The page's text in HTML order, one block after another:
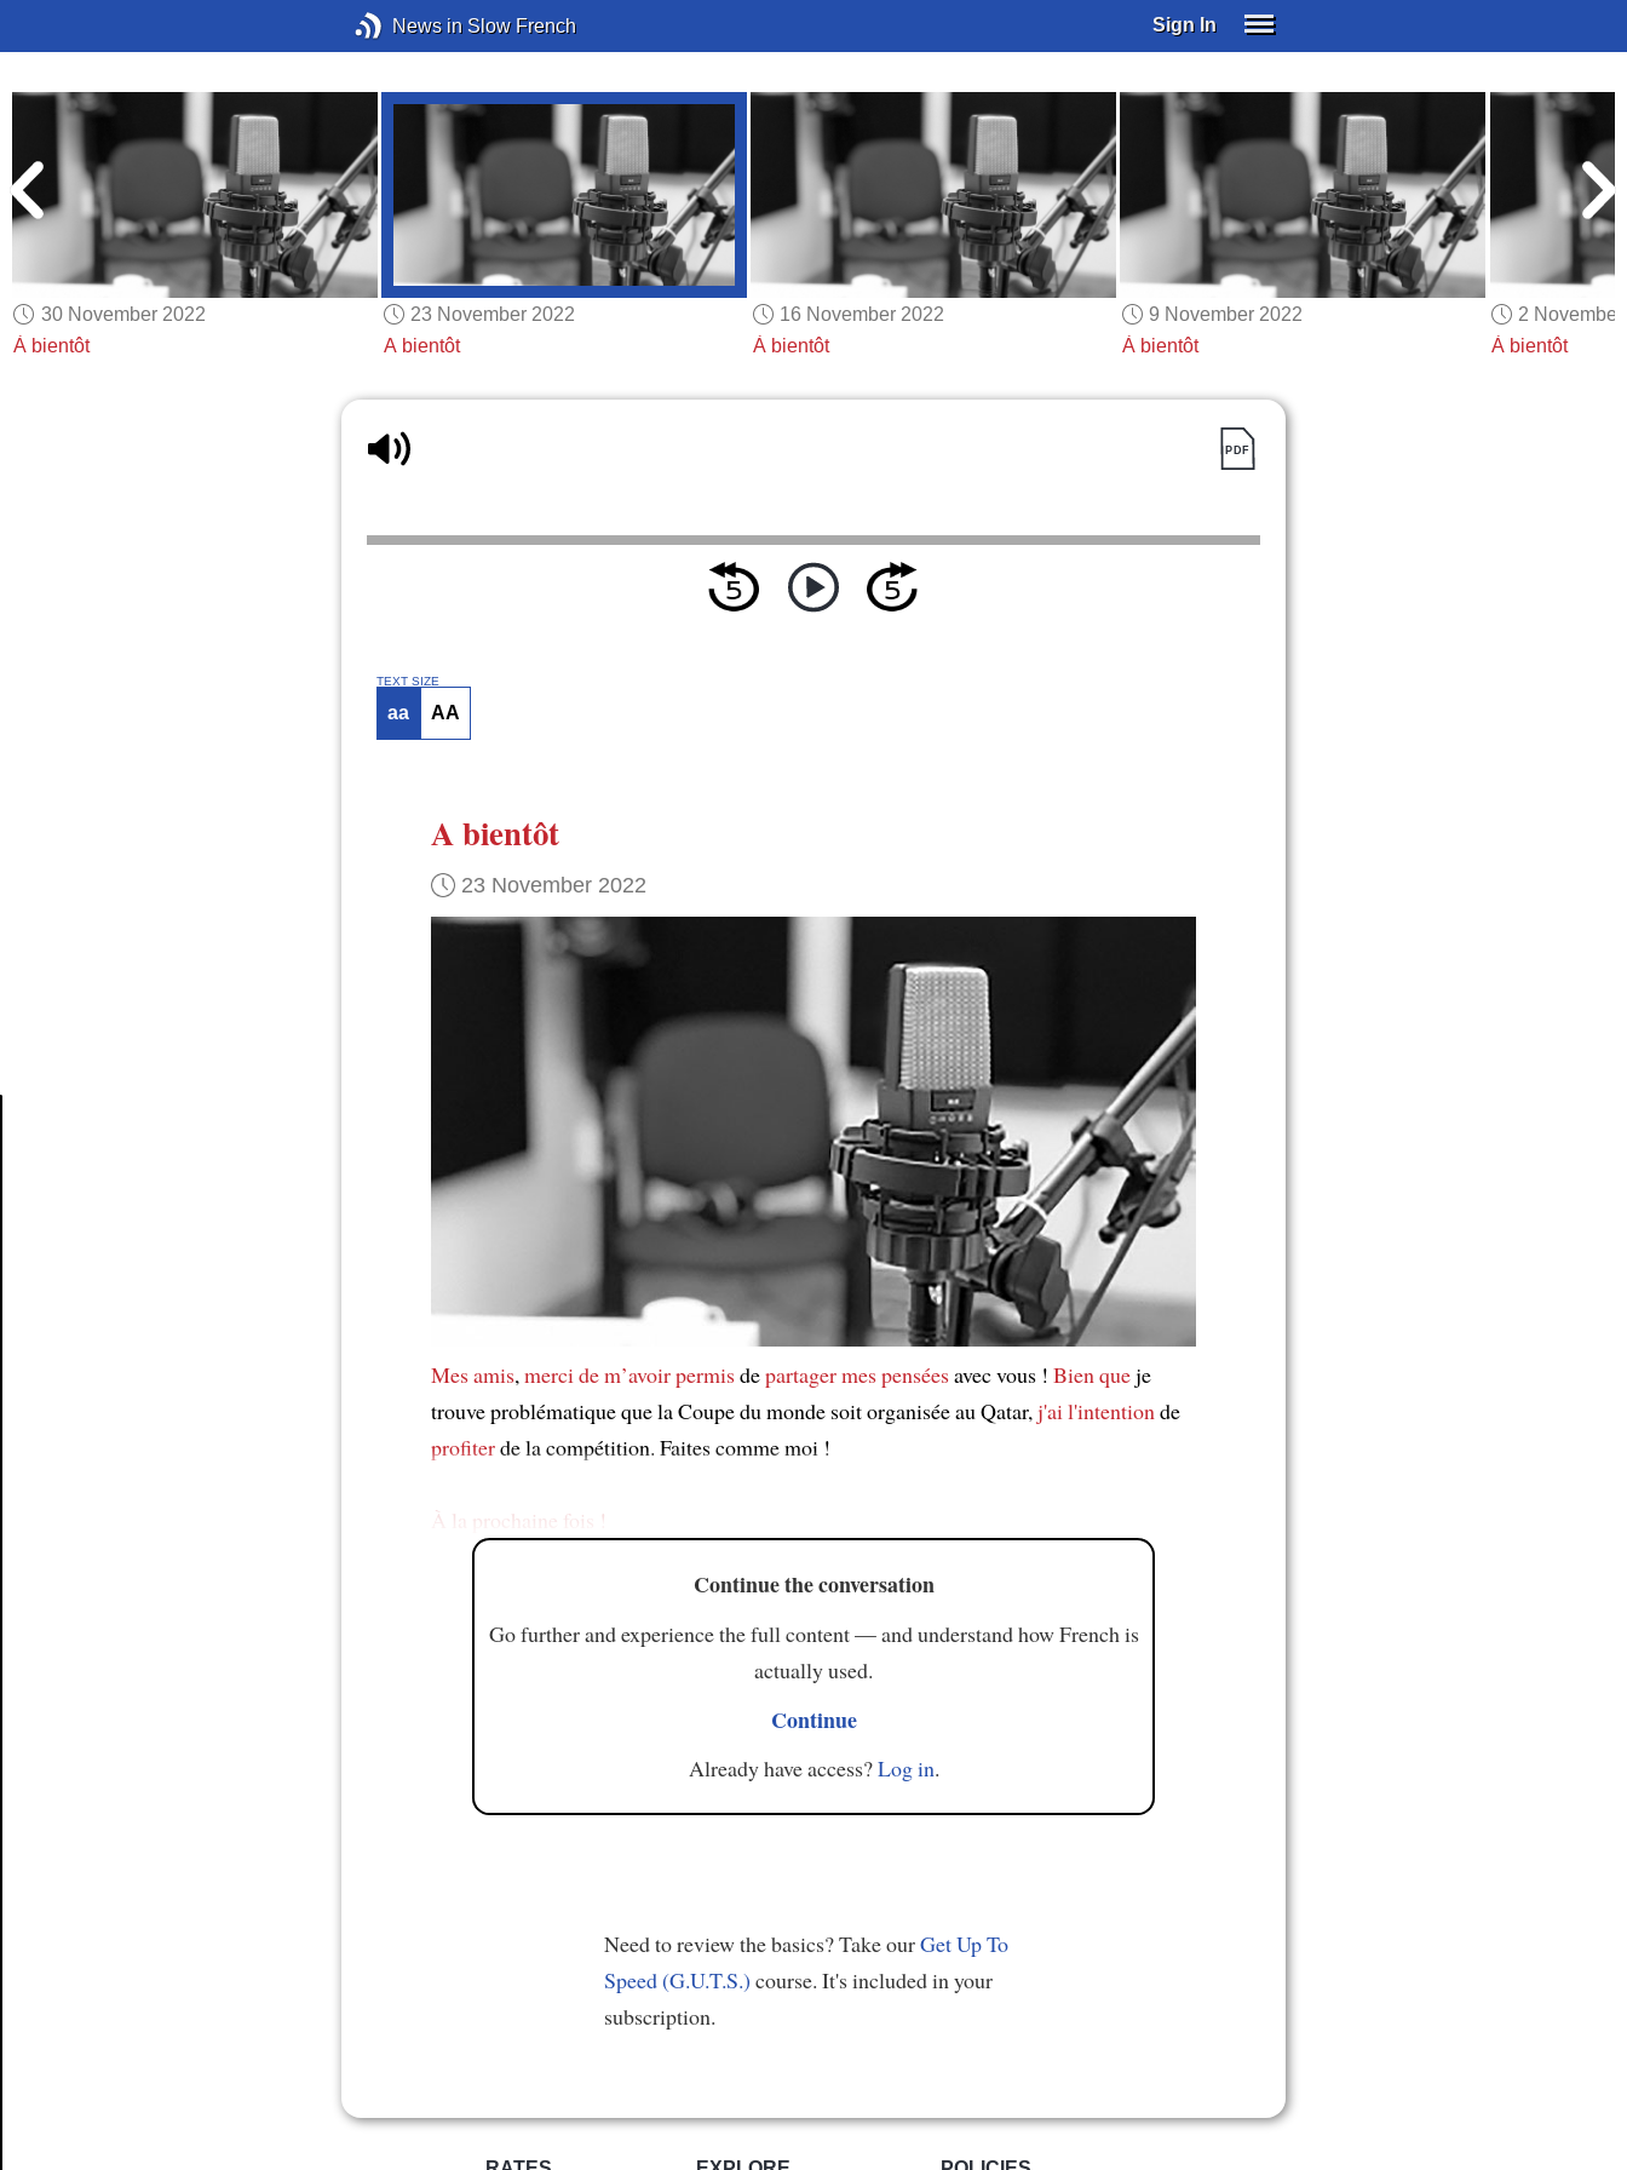
News in Slow French Sign In
SUBSCRIBE
EDUCATIONAL LICENSES
GIFT CARDS
OTHER LANGUAGES
ABOUT US
ALEXA
30 November 2022
À bientôt
23 November 2022
A bientôt
16 November 2022
À bientôt
9 November 2022
À bientôt
2
À bientôt
TEXT SIZE
aa AA
A bientôt
23 November 2022
Mes amis, merci de m’avoir permisdepartager mes penséesavec vous ! Bien queje
trouve problématique que la Coupe du monde soit organisée au Qatar, j'ai l'intention de
profiterde la compétition. Faites comme moi !
À la prochaine fois !
Continue the conversation
Go further and experience the full content — and understand how French is
actually used.
Continue
Already have access?Log in.
Need to review the basics? Take ourGet Up To
Speed (G.U.T.S.) course. It's included in your
subscription.